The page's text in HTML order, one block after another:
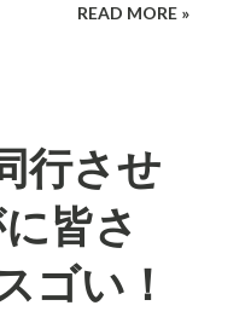
READ MORE »
行させ
皆さ
ゴい！